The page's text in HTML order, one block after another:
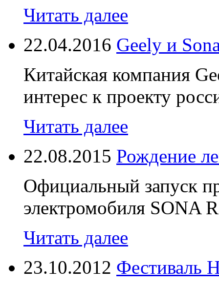
Читать далее
22.04.2016 Geely и
Китайская компания
интерес к проекту
Читать далее
22.08.2015 Рождение
Официальный запуск
электромобиля SONA
Читать далее
23.10.2012 Фестиваль